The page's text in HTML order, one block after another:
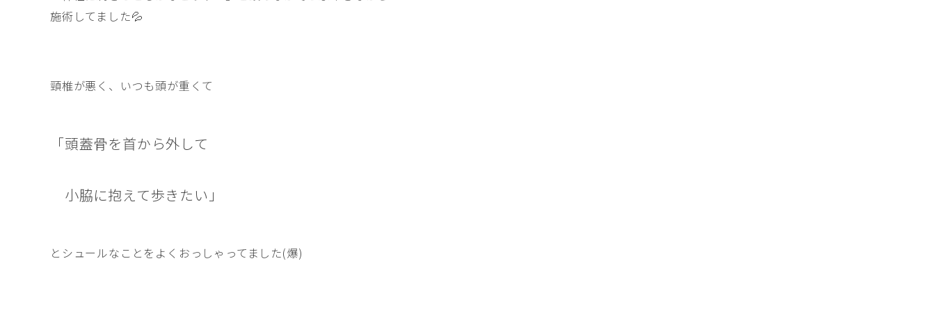
施術してました💦
頸椎が悪く、いつも頭が重くて
「頭蓋骨を首から外して
小脇に抱えて歩きたい」
とシュールなことをよくおっしゃってました(爆)